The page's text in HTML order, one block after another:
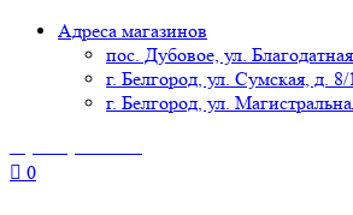
Адреса магазинов
пос. Дубовое, ул.
г. Белгород, ул. Сумская, д. 8/
г. Белгород, ул.
0